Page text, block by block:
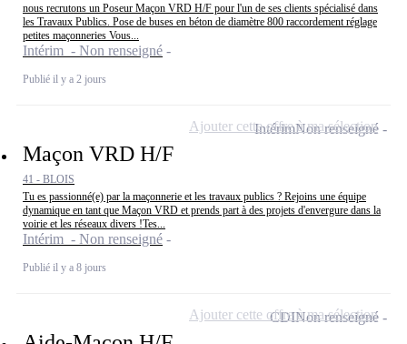
nous recrutons un Poseur Maçon VRD H/F pour l'un de ses clients spécialisé dans
les Travaux Publics. Pose de buses en béton de diamètre 800 raccordement réglage
petites maçonneries Vous...
Intérim - Non renseigné
Publié il y a 2 jours
Maçon VRD H/F
41 - BLOIS
Tu es passionné(e) par la maçonnerie et les travaux publics ? Rejoins une équipe
dynamique en tant que Maçon VRD et prends part à des projets d'envergure dans la
voirie et les réseaux divers !Tes...
Intérim - Non renseigné
Publié il y a 8 jours
IntérimNon renseigné
Ajouter cette offre à ma sélection
CDINon renseigné
Ajouter cette offre à ma sélection